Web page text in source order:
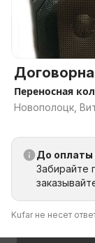
Переносная
Новополоцк,
До оплаты
Забирайте
Kufar не несет